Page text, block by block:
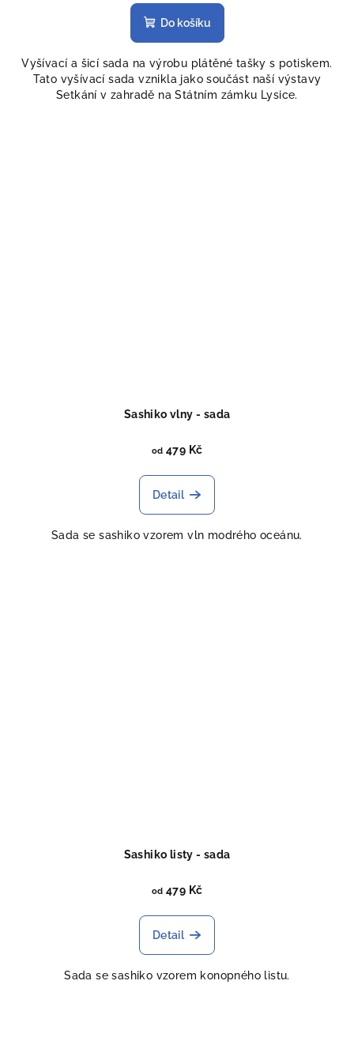
Do košíku
Vyšívací a šicí sada na výrobu plátěné tašky s potiskem.
Tato vyšívací sada vznikla jako součást naší výstavy
Setkání v zahradě na Státním zámku Lysice.
Sashiko vlny - sada
od 479 Kč
Detail
Sada se sashiko vzorem vln modrého oceánu.
Sashiko listy - sada
od 479 Kč
Detail
Sada se sashiko vzorem konopného listu.